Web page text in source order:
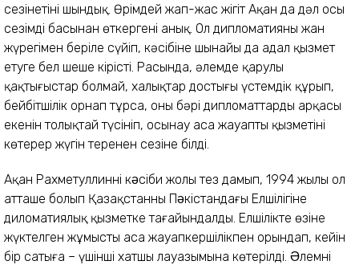
сезінетіні шындық. Өрімдей жап-жас жігіт Ақан да дәл осы
сезімді басынан өткергені анық. Ол дипломатияны жан
жүрегімен беріле сүйіп, кәсібіне шынайы да адал қызмет
етуге бел шеше кірісті. Расында, әлемде қарулы
қақтығыстар болмай, халықтар достығы үстемдік құрып,
бейбітшілік орнап тұрса, оның бәрі дипломаттардың арқасы
екенін толықтай түсініп, осынау аса жауапты қызметінің
көтерер жүгін тереңнен сезіне білді.
Ақан Рахметуллиннің кəсіби жолы тез дамып, 1994 жылы ол
атташе болып Қазақстанның Пəкістандағы Елшілігіне
диломатиялық қызметке тағайындалды. Елшілікте өзіне
жүктелген жұмысты аса жауапкершілікпен орындап, кейін
бір сатыға – үшінші хатшы лауазымына көтерілді. Əлемнің